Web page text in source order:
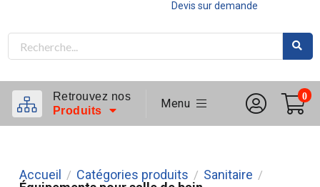
Devis sur demande
Retrouvez nos
Produits
Menu
0
Accueil / Catégories produits / Sanitaire /